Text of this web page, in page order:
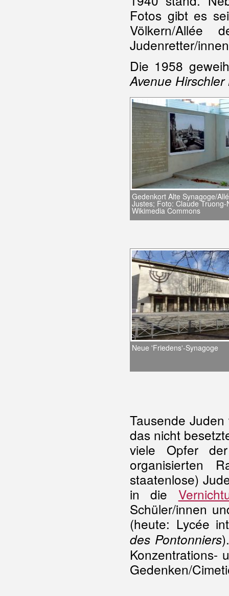
Fotos gibt es
Völkern/Allée
Judenretter/
Die 1958
Avenue Hirschler
Gedenkort Alte Synagoge/
Justes; Foto: Claude Truong-
Wikimedia Commons
Neue 'Friedens'-Synagoge
Tausende
das nicht
viele Opfer
organisierten
staatenlose)
in die
Schüler/innen
(heute: Lycée
des Pontonniers
Konzentrations-
Gedenken/